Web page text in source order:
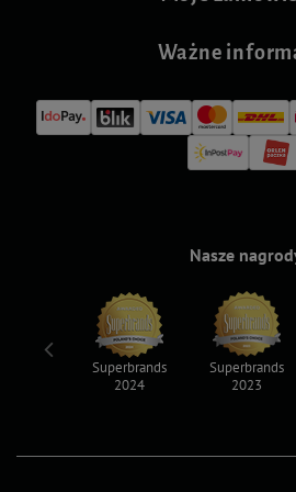
Ważne
Nasze
Superbrands
2024
Superbrands
2023